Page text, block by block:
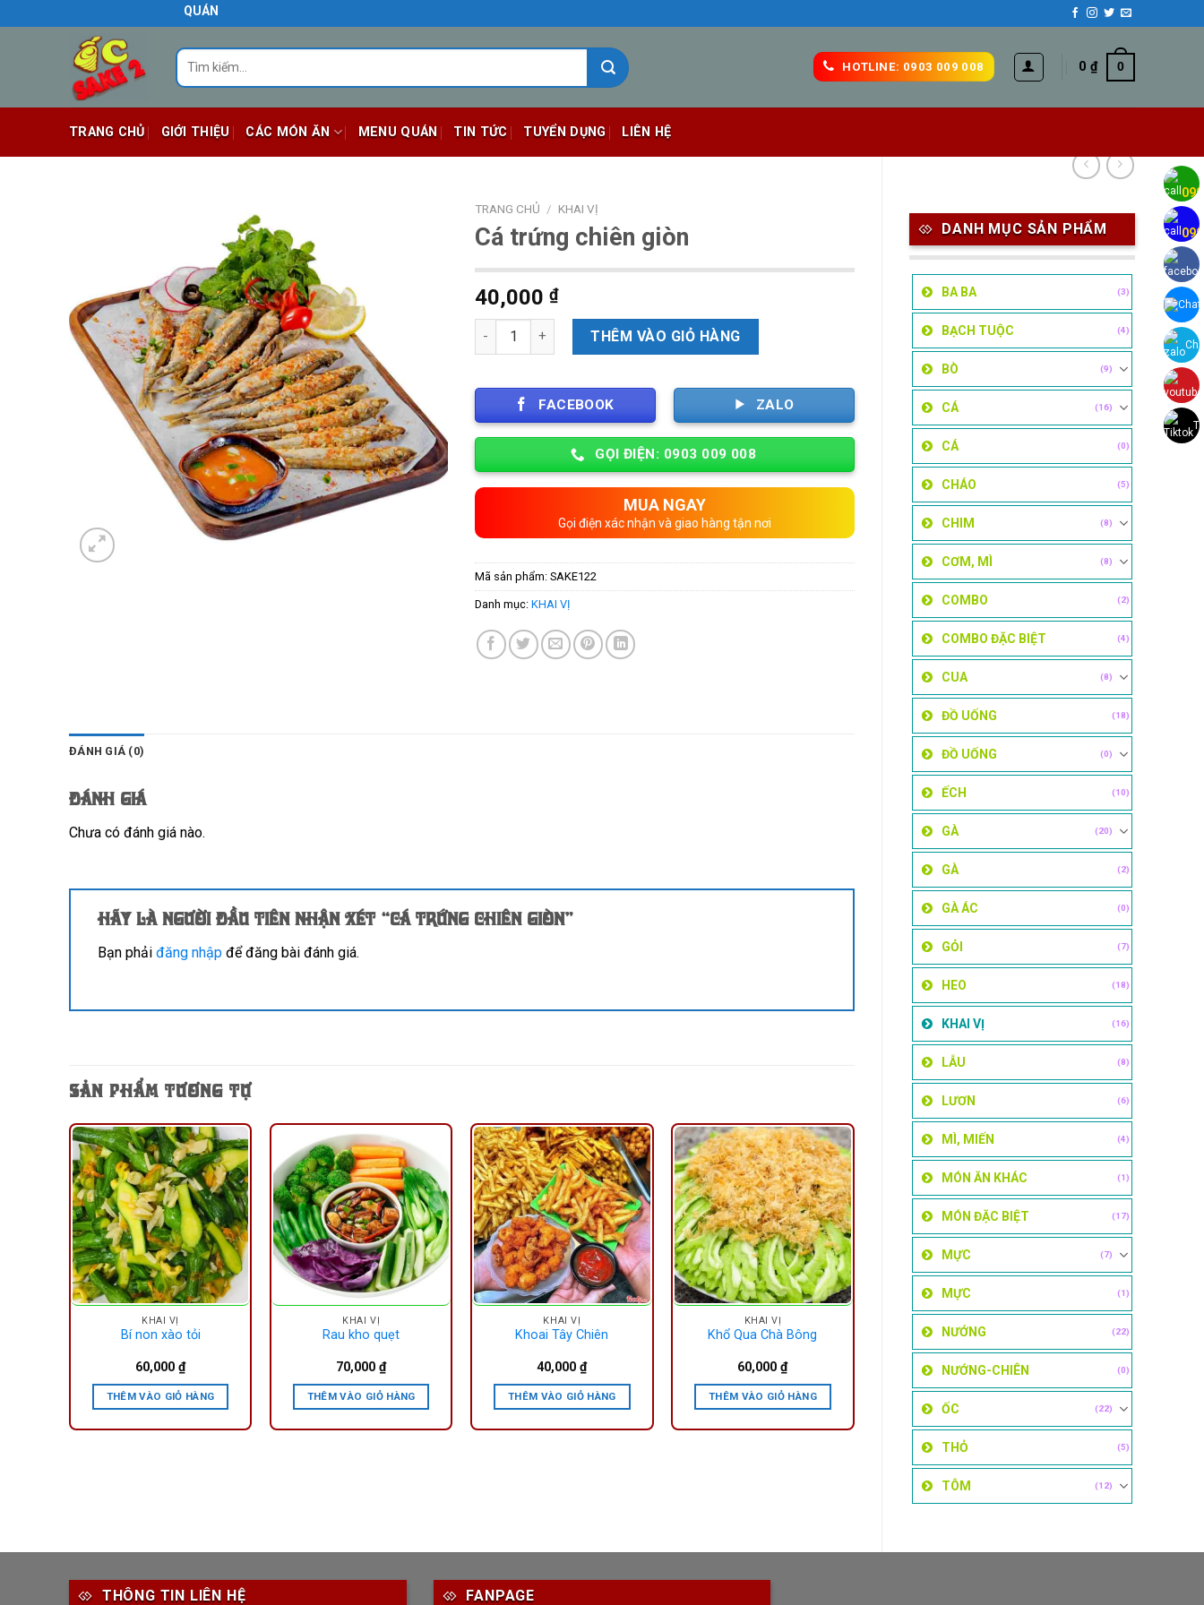
to
QUÁN ĂN NGON BIÊN HÒA
Tìm
kiếm:
HOTLINE: 0903 009 008 0₫ 0
TRANG CHỦ GIỚI THIỆU CÁC MÓN ĂN MENU QUÁN TIN TỨC TUYỂN DỤNG LIÊN HỆ
DANH MỤC SẢN PHẨM
BA BA (3)
BẠCH TUỘC (4)
BÒ (9)
CÁ (16)
CÁ (0)
CHÁO (5)
CHIM (8)
CƠM, MÌ (8)
COMBO (2)
COMBO ĐẶC BIỆT (4)
CUA (8)
ĐỒ UỐNG (18)
ĐỒ UỐNG (0)
ẾCH (10)
GÀ (20)
GÀ (2)
GÀ ÁC (0)
GỎI (7)
HEO (18)
KHAI VỊ (16)
LẪU (8)
LƯƠN (6)
MÌ, MIẾN (4)
MÓN ĂN KHÁC (1)
MÓN ĐẶC BIỆT (17)
MỰC (7)
MỰC (1)
NƯỚNG (22)
NƯỚNG-CHIÊN (0)
ỐC (22)
THỎ (5)
TÔM (12)
TRANG CHỦ / KHAI VỊ
Cá trứng chiên giòn
40,000₫
Số lượng THÊM VÀO GIỎ HÀNG
FACEBOOK ZALO
GỌI ĐIỆN: 0903 009 008
MUA NGAY
Gọi điện xác nhận và giao hàng tận nơi
Mã sản phẩm:SAKE122
Danh mục:KHAI VỊ
ĐÁNH GIÁ (0)
Đánh giá
Chưa có đánh giá nào.
Hãy là người đầu tiên nhận xét “Cá trứng chiên giòn”
Bạn phải đăng nhập để đăng bài đánh giá.
SẢN PHẨM TƯƠNG TỰ
KHAI VỊ
Bí non xào tỏi
60,000₫
THÊM VÀO GIỎ HÀNG
KHAI VỊ
Rau kho quẹt
70,000₫
THÊM VÀO GIỎ HÀNG
KHAI VỊ
Khoai Tây Chiên
40,000₫
THÊM VÀO GIỎ HÀNG
KHAI VỊ
Khổ Qua Chà Bông
60,000₫
THÊM VÀO GIỎ HÀNG
THÔNG TIN LIÊN HỆ FANPAGE
Chat